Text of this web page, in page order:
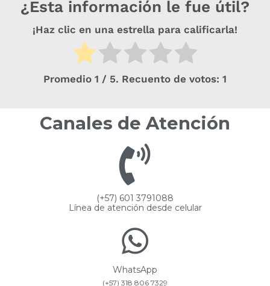
¿Esta información le fue útil?
¡Haz clic en una estrella para calificarla!
Promedio 1 / 5. Recuento de votos: 1
Canales de Atención
(+57) 601 3791088
Línea de atención desde celular
WhatsApp
(+57) 318 806 7329